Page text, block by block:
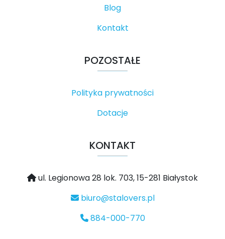
Blog
Kontakt
POZOSTAŁE
Polityka prywatności
Dotacje
KONTAKT
ul. Legionowa 28 lok. 703, 15-281 Białystok
biuro@stalovers.pl
884-000-770